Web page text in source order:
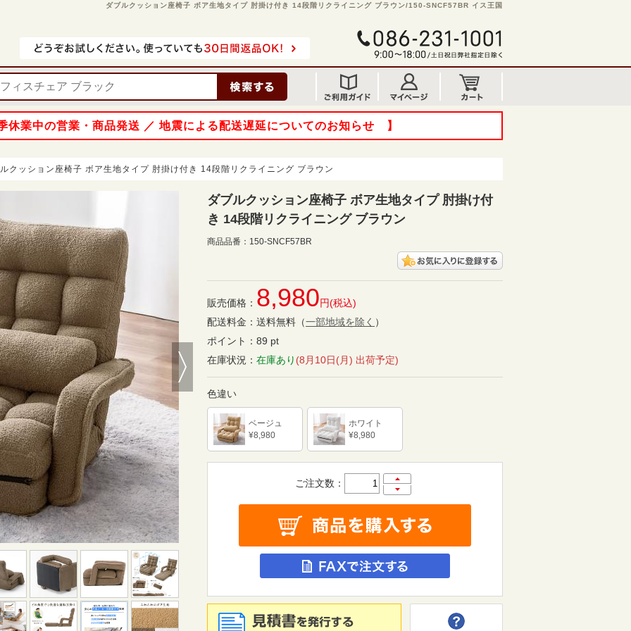
ダブルクッション座椅子 ボア生地タイプ 肘掛け付き 14段階リクライニング ブラウン/150-SNCF57BR イス王国
業中の営業・商品発送 ／ 地震による配送遅延についてのお知らせ 】
クッション座椅子 ボア生地タイプ 肘掛け付き 14段階リクライニング ブラウン
Next
ダブルクッション座椅子 ボア生地タイプ 肘掛け付
き 14段階リクライニング ブラウン
商品品番： 150-SNCF57BR
販売価格： 8,980円(税込)
配送料金： 送料無料 （一部地域を除く ）
ポイント： 89 pt
在庫状況： 在庫あり (8月10日(月) 出荷予定)
色違い
ベージュ
¥8,980
ホワイト
¥8,980
ご注文数：